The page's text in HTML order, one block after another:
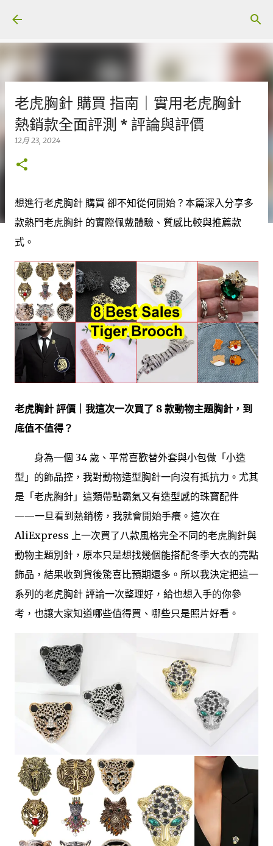
老虎胸針 購買 指南｜實用老虎胸針
熱銷款全面評測 * 評論與評價
12月 23, 2024
想進行老虎胸針 購買 卻不知從何開始？本篇深入分享多
款熱門老虎胸針 的實際佩戴體驗、質感比較與推薦款
式。
老虎胸針 評價｜我這次一次買了 8 款動物主題胸針，到
底值不值得？
身為一個 34 歲、平常喜歡替外套與小包做「小造
型」的飾品控，我對動物造型胸針一向沒有抵抗力。尤其
是「老虎胸針」這類帶點霸氣又有造型感的珠寶配件
——一旦看到熱銷榜，我就會開始手癢。這次在
AliExpress 上一次買了八款風格完全不同的老虎胸針與
動物主題別針，原本只是想找幾個能搭配冬季大衣的亮點
飾品，結果收到貨後驚喜比預期還多。所以我決定把這一
系列的老虎胸針 評論一次整理好，給也想入手的你參
考，也讓大家知道哪些值得買、哪些只是照片好看。